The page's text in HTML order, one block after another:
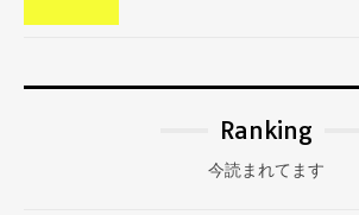
Ranking
今読まれてます